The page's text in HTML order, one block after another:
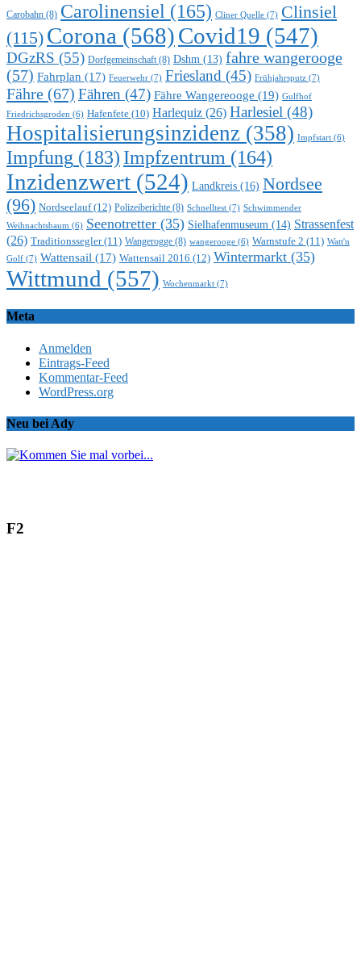
Carobahn (8) Carolinensiel (165) Cliner Quelle (7) Clinsiel
(115) Corona (568)Covid19 (547)
DGzRS (55) Dorfgemeinschaft(8) Dshm (13) fahre wangerooge
(57) Fahrplan (17) Feuerwehr (7) Friesland (45) Frühjahrsputz (7)
Fähre (67) Fähren (47) Fähre Wangereooge (19) Gulfhof
Friedrichsgroden (6) Hafenfete (10) Harlequiz (26) Harlesiel (48)
Hospitalisierungsinzidenz (358) Impfstart (6)
Impfung (183) Impfzentrum (164)
Inzidenzwert (524) Landkreis (16) Nordsee
(96) Nordseelauf(12) Polizeiberichte (8) Schnelltest (7) Schwimmender
Weihnachtsbaum (6) Seenotretter (35) Sielhafenmuseum (14) Strassenfest
(26) Traditionssegler(11) Wangerogge (8) wangerooge (6) Warnstufe 2 (11) Watt'n
Golf (7) Wattensail (17) Wattensail 2016 (12) Wintermarkt (35)
Wittmund (557) Wochenmarkt (7)
Meta
Anmelden
Eintrags-Feed
Kommentar-Feed
WordPress.org
Neu bei Ady
F2